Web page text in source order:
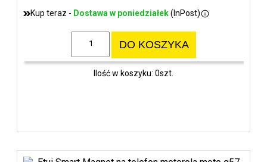
Kup teraz - Dostawa w poniedziałek(InPost)
DO KOSZYKA
Ilość w koszyku: 0szt.